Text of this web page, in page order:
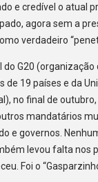
e credível o atual
agora sem a
verdadeiro
do G20
de 19 países e da
no final de
mandatários
e governos.
levou falta nos
Foi o